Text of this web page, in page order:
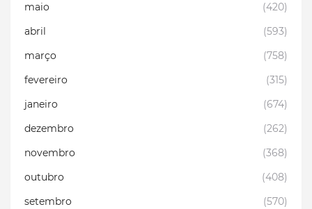
maio
(420)
abril
(593)
março
(758)
fevereiro
(315)
janeiro
(674)
dezembro
(262)
novembro
(368)
outubro
(408)
setembro
(570)